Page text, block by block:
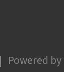
| Powered by